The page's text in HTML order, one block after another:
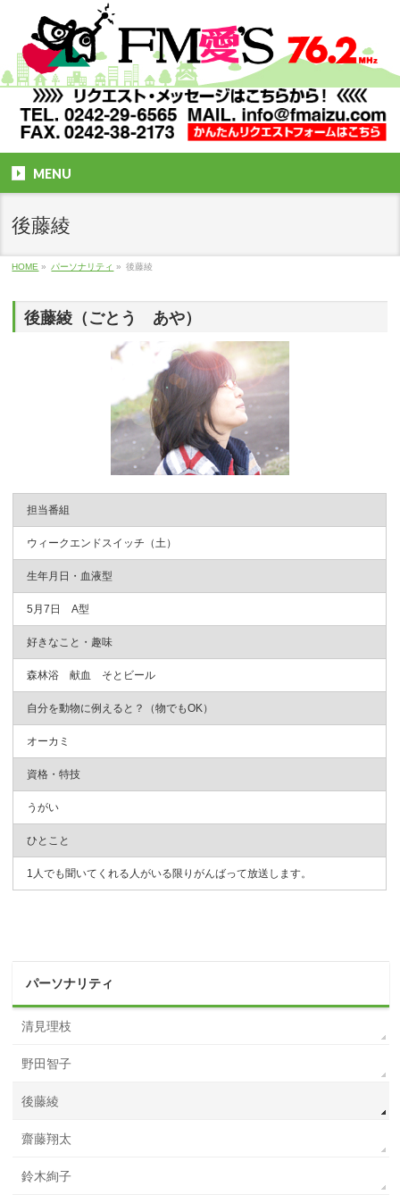
MENU
後藤綾
HOME » パーソナリティ » 後藤綾
後藤綾（ごとう あや）
担当番組
ウィークエンドスイッチ（土）
生年月日・血液型
5月7日 A型
好きなこと・趣味
森林浴 献血 そとビール
自分を動物に例えると？（物でもOK）
オーカミ
資格・特技
うがい
ひとこと
1人でも聞いてくれる人がいる限りがんばって放送します。
パーソナリティ
清見理枝
野田智子
後藤綾
齋藤翔太
鈴木絢子